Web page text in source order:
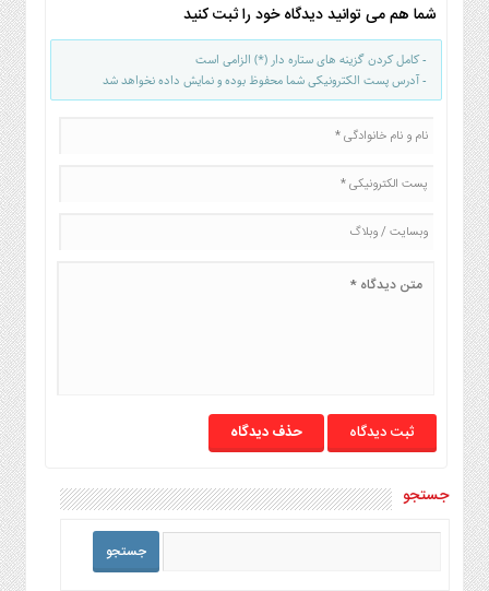
شما هم می توانید دیدگاه خود را ثبت کنید
- کامل کردن گزینه های ستاره دار (*) الزامی است
- آدرس پست الکترونیکی شما محفوظ بوده و نمایش داده نخواهد شد
حذف دیدگاه
جستجو